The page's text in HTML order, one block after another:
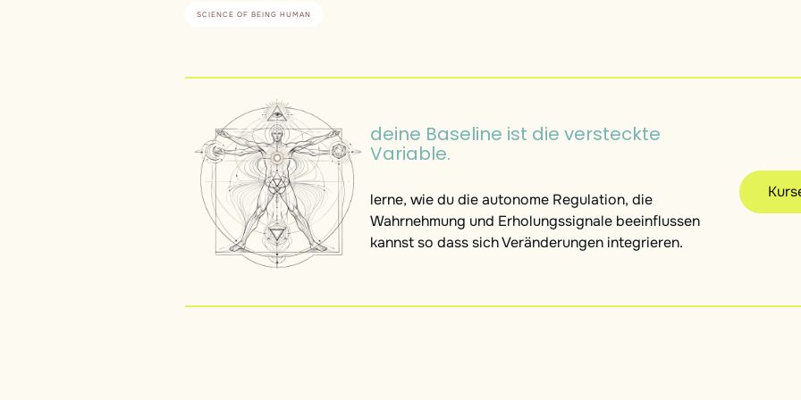
SCIENCE OF BEING HUMAN
deine Baseline ist die versteckte
Variable.
lerne, wie du die autonome Regulation, die
Wahrnehmung und Erholungssignale beeinflussen
kannst so dass sich Veränderungen integrieren.